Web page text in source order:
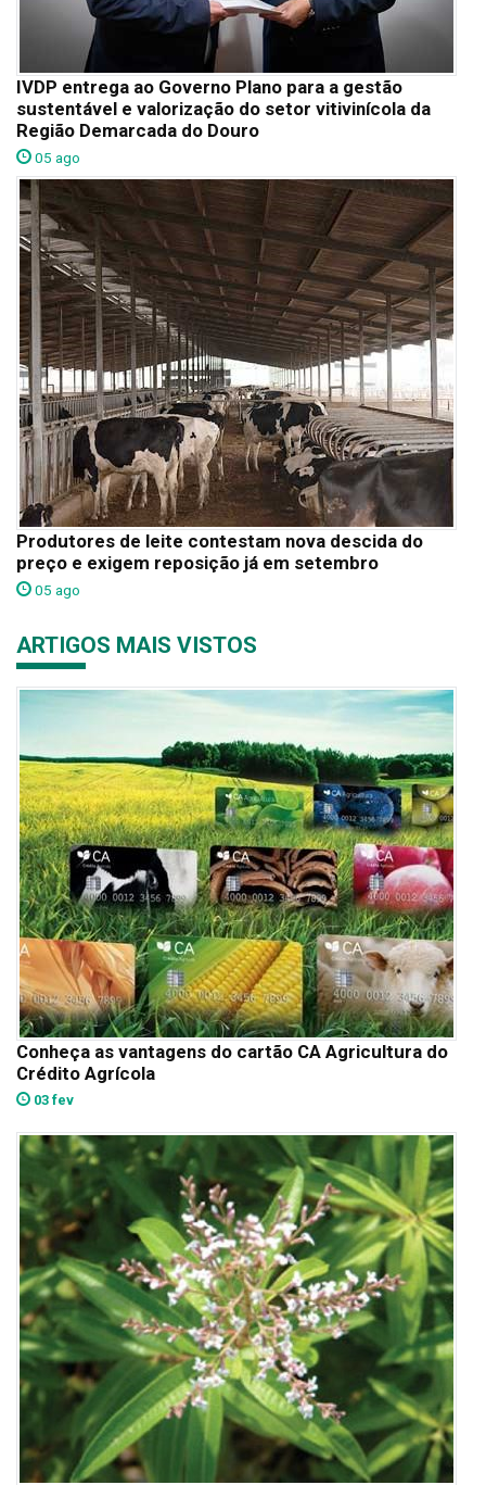
IVDP entrega ao Governo Plano para a gestão
sustentável e valorização do setor vitivinícola da
Região Demarcada do Douro
05 ago
Produtores de leite contestam nova descida do
preço e exigem reposição já em setembro
05 ago
ARTIGOS MAIS VISTOS
Conheça as vantagens do cartão CA Agricultura do
Crédito Agrícola
03 fev